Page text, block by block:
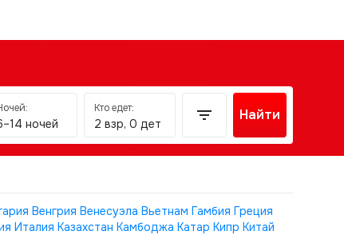
ночей
Кто едет:
2 взр, 0 дет
Найти
Венгрия Венесуэла Вьетнам Гамбия Греция
Италия Казахстан Камбоджа Катар Кипр Китай